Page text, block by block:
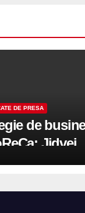
DE PRESA
de
Jidvei